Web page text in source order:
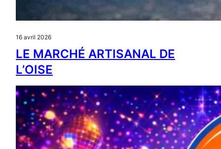
16 avril 2026
LE MARCHÉ ARTISANAL DE
L’OISE